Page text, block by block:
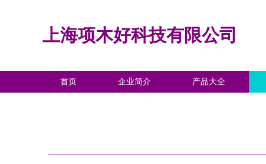
上海项木好科技有限公司
首页 企业简介 产品大全